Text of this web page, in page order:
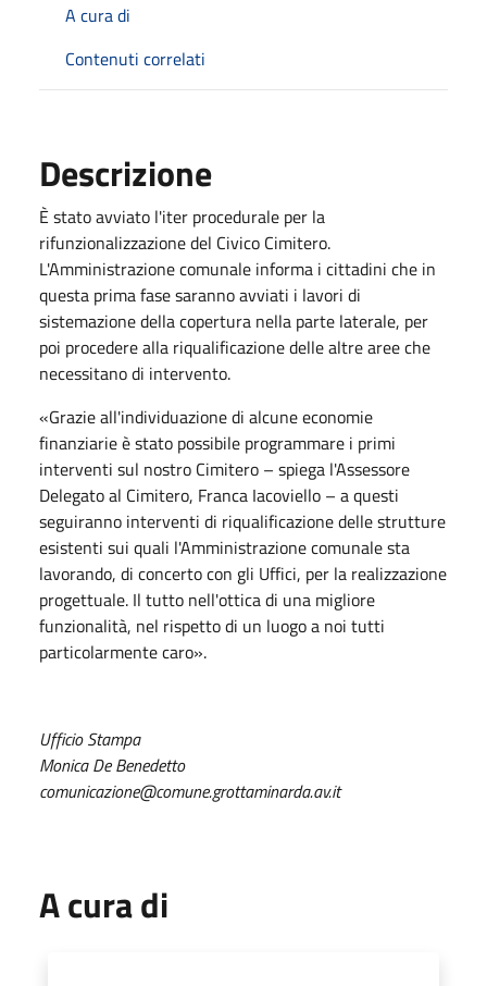
A cura di
Contenuti correlati
Descrizione
È stato avviato l'iter procedurale per la
rifunzionalizzazione del Civico Cimitero.
L'Amministrazione comunale informa i cittadini che in
questa prima fase saranno avviati i lavori di
sistemazione della copertura nella parte laterale, per
poi procedere alla riqualificazione delle altre aree che
necessitano di intervento.
«Grazie all'individuazione di alcune economie
finanziarie è stato possibile programmare i primi
interventi sul nostro Cimitero – spiega l'Assessore
Delegato al Cimitero, Franca Iacoviello – a questi
seguiranno interventi di riqualificazione delle strutture
esistenti sui quali l'Amministrazione comunale sta
lavorando, di concerto con gli Uffici, per la realizzazione
progettuale. Il tutto nell'ottica di una migliore
funzionalità, nel rispetto di un luogo a noi tutti
particolarmente caro».
Ufficio Stampa
Monica De Benedetto
comunicazione@comune.grottaminarda.av.it
A cura di